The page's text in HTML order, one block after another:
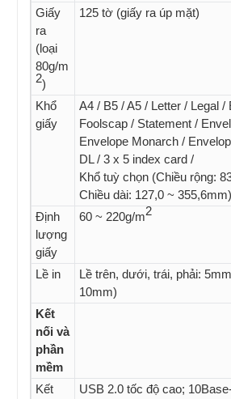
Giấy
ra
(loại
80g/m
2)
125 tờ (giấy ra úp mặt)
Khổ
giấy
A4 / B5 / A5 / Letter / Legal
Foolscap / Statement /
Envelope Monarch /
DL / 3 x 5 index card /
Khổ tuỳ chọn (Chiều rộng:
Chiều dài: 127,0 ~ 355,6mm)
Định
lượng
giấy
60 ~ 220g/m2
Lề in
Lề trên, dưới, trái, phải:
10mm)
Kết
nối và
phần
mềm
Kết
USB 2.0 tốc độ cao;